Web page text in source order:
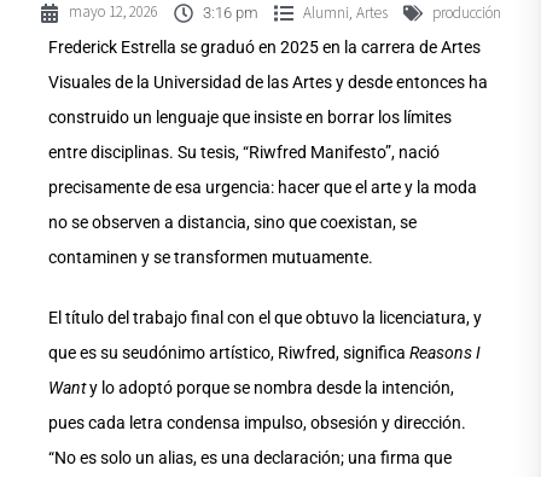
mayo 12, 2026 3:16 pm Alumni Artes producción
Frederick Estrella se graduó en 2025 en la carrera de Artes
Visuales de la Universidad de las Artes y desde entonces ha
construido un lenguaje que insiste en borrar los límites
entre disciplinas. Su tesis, “Riwfred Manifesto”, nació
precisamente de esa urgencia: hacer que el arte y la moda
no se observen a distancia, sino que coexistan, se
contaminen y se transformen mutuamente.
El título del trabajo final con el que obtuvo la licenciatura, y
que es su seudónimo artístico, Riwfred, significa Reasons I
Wanty lo adoptó porque se nombra desde la intención,
pues cada letra condensa impulso, obsesión y dirección.
“No es solo un alias, es una declaración; una firma que